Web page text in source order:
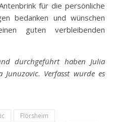
für die persönliche
bedanken und wünschen
guten verbleibenden
durchgeführt haben Julia
Verfasst wurde es
Flörsheim